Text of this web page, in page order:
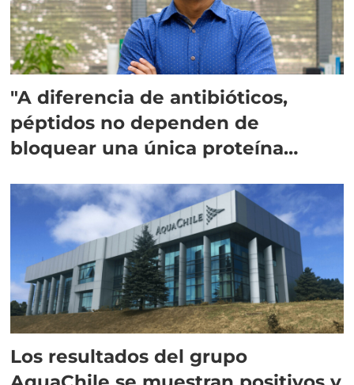
"A diferencia de antibióticos,
péptidos no dependen de
bloquear una única proteína
Los resultados del grupo